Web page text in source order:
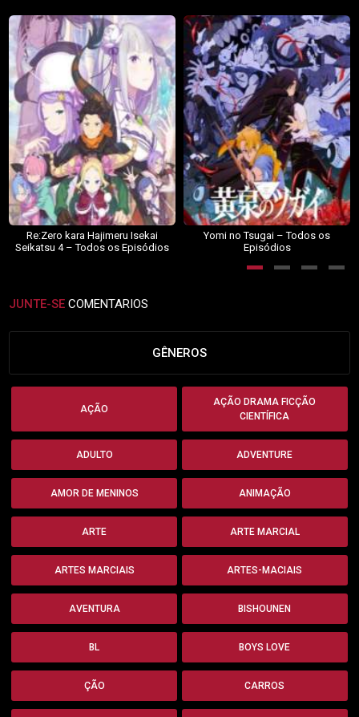
Re:Zero kara Hajimeru Isekai
Seikatsu 4 – Todos os Episódios
Yomi no Tsugai – Todos os
Episódios
JUNTE-SE COMENTARIOS
GÊNEROS
AÇÃO
AÇÃO DRAMA FICÇÃO
CIENTÍFICA
ADULTO ADVENTURE
AMOR DE MENINOS ANIMAÇÃO
ARTE ARTE MARCIAL
ARTES MARCIAIS ARTES-MACIAIS
AVENTURA BISHOUNEN
BL BOYS LOVE
ÇÃO CARROS